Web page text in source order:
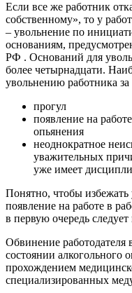
Если все же работник
собственному», то у
– увольнение по
основаниям,
РФ . Оснований для
более четырнадцати.
увольнению работника
прогул
появление на
опьянения
неоднократное
уважительных
уже имеет
Понятно, чтобы избежать
появление на работе в
в первую очередь
Обвинение работодателя
состоянии алкогольного
прохождением
специализированных